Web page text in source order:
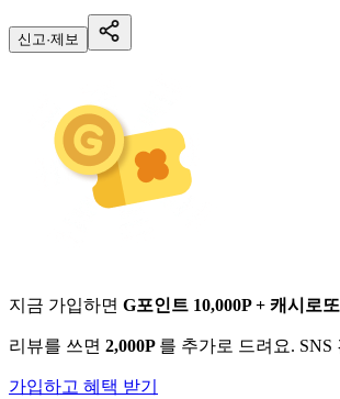
신고·제보
지금 가입하면 G포인트 10,000P + 캐시로
리뷰를 쓰면 2,000P 를 추가로 드려요.
가입하고 혜택 받기